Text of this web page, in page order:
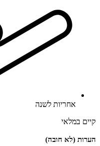
אחריות לשנה
קיים במלאי
הערות (לא חובה)